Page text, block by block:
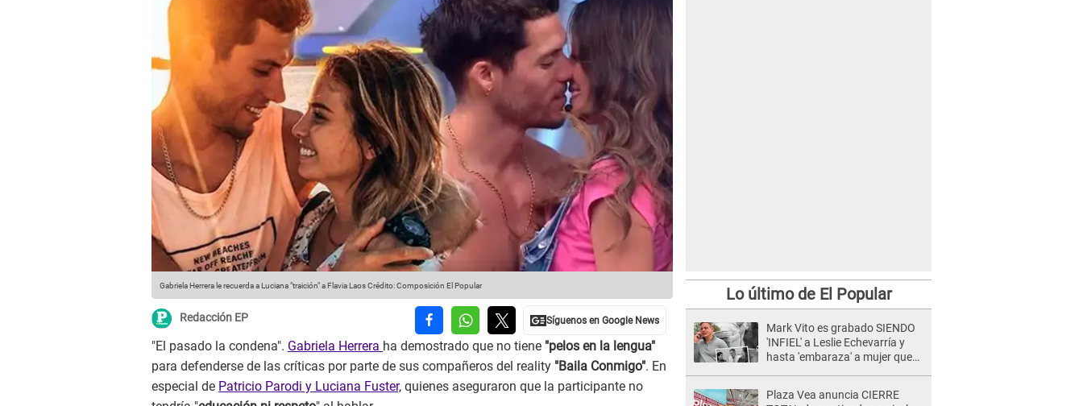
Gabriela Herrera le recuerda a Luciana "traición" a Flavia LaosCrédito: Composición El Popular
Redacción EP
"El pasado la condena". Gabriela Herrera ha demostrado que no tiene "pelos en la lengua"
para defenderse de las críticas por parte de sus compañeros del reality "Baila Conmigo". En
especial de Patricio Parodi y Luciana Fuster, quienes aseguraron que la participante no
Lo último de El Popular
Mark Vito es grabado SIENDO
'INFIEL' a Leslie Echevarría y
hasta 'embaraza' a mujer que
Plaza Vea anuncia CIERRE